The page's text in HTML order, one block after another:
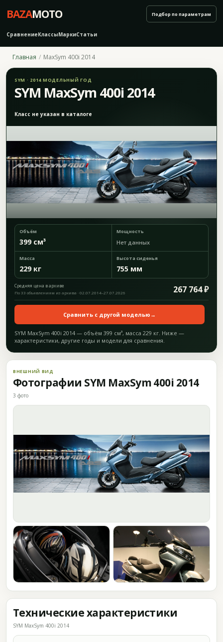
BAZAMOTO
СравнениеКлассыМаркиСтатьи
Подбор по параметрам
Главная MaxSym 400i 2014
SYM · 2014 МОДЕЛЬНЫЙ ГОД
SYM MaxSym 400i 2014
Класс не указан в каталоге
Объём
399 см³
Мощность
Нет данных
Масса
229 кг
Высота сиденья
755 мм
Средняя цена в архиве 267 764 ₽
По 33 объявлениям из архива · 02.07.2014–27.07.2026
Сравнить с другой моделью →
SYM MaxSym 400i 2014 — объём 399 см³, масса 229 кг. Ниже —
характеристики, другие годы и модели для сравнения.
ВНЕШНИЙ ВИД
Фотографии SYM MaxSym 400i 2014
3 фото
Технические характеристики
SYM MaxSym 400i 2014